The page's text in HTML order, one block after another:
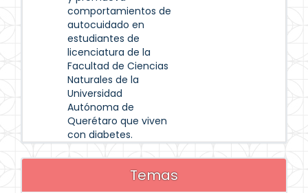
comportamientos de
autocuidado en
estudiantes de
licenciatura de la
Facultad de Ciencias
Naturales de la
Universidad
Autónoma de
Querétaro que viven
con diabetes.
Temas